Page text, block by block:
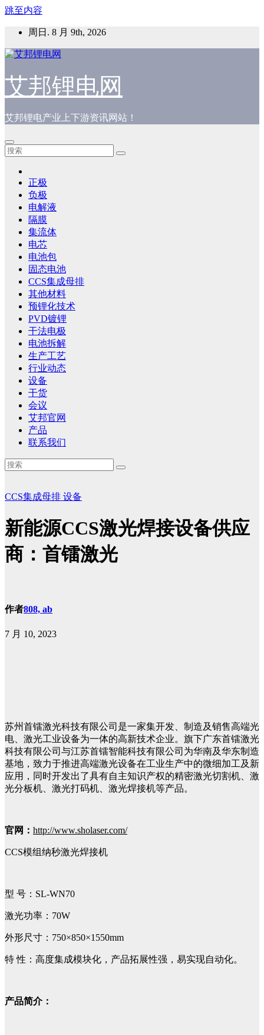
跳至内容
周日. 8 月 9th, 2026
艾邦锂电网
艾邦锂电产业上下游资讯网站！
正极
负极
电解液
隔膜
集流体
电芯
电池包
固态电池
CCS集成母排
其他材料
预锂化技术
PVD镀锂
干法电极
电池拆解
生产工艺
行业动态
设备
干货
会议
艾邦官网
产品
联系我们
CCS集成母排 设备
新能源CCS激光焊接设备供应
商：首镭激光
作者808, ab
7 月 10, 2023
苏州首镭激光科技有限公司是一家集开发、制造及销售高端光
电、激光工业设备为一体的高新技术企业。旗下广东首镭激光
科技有限公司与江苏首镭智能科技有限公司为华南及华东制造
基地，致力于推进高端激光设备在工业生产中的微细加工及新
应用，同时开发出了具有自主知识产权的精密激光切割机、激
光分板机、激光打码机、激光焊接机等产品。
官网： http://www.sholaser.com/
CCS模组纳秒激光焊接机
型 号：SL-WN70
激光功率：70W
外形尺寸：750×850×1550mm
特 性：高度集成模块化，产品拓展性强，易实现自动化。
产品简介：